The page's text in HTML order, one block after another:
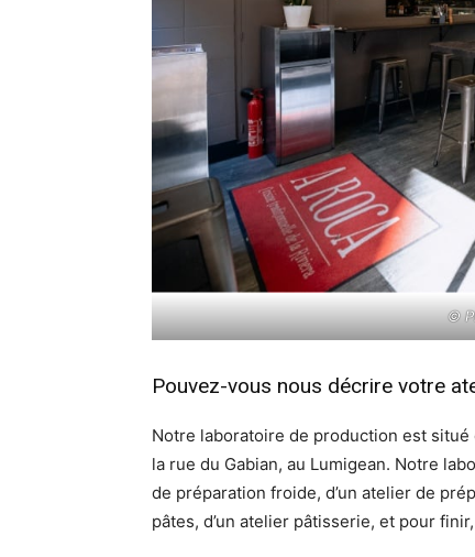
©
Pouvez-vous nous décrire votre
Notre laboratoire de production est
la rue du Gabian, au Lumigean. Notre
de préparation froide, d’un atelier de
pâtes, d’un atelier pâtisserie, et pour